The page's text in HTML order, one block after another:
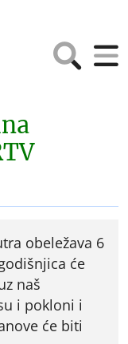
obeležava 6
će
naš
i pokloni i
će biti